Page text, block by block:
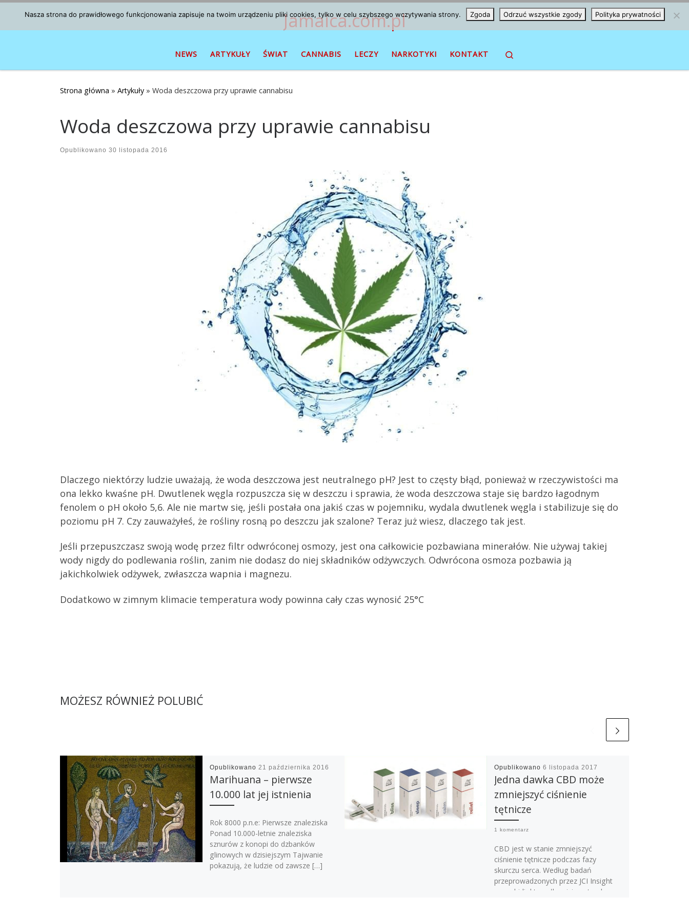
Przejdź do treści Jamaica.com.pl
NEWS ARTYKUŁY ŚWIAT CANNABIS LECZY NARKOTYKI KONTAKT
Strona główna » Artykuły » Woda deszczowa przy uprawie cannabisu
Woda deszczowa przy uprawie cannabisu
Opublikowano 30 listopada 2016
Dlaczego niektórzy ludzie uważają, że woda deszczowa jest neutralnego pH? Jest to częsty błąd, ponieważ w rzeczywistości ma
ona lekko kwaśne pH. Dwutlenek węgla rozpuszcza się w deszczu i sprawia, że ​​woda deszczowa staje się bardzo łagodnym
fenolem o pH około 5,6. Ale nie martw się, jeśli postała ona jakiś czas w pojemniku, wydala dwutlenek węgla i stabilizuje się do
poziomu pH 7. Czy zauważyłeś, że rośliny rosną po deszczu jak szalone? Teraz już wiesz, dlaczego tak jest.
Jeśli przepuszczasz swoją wodę przez filtr odwróconej osmozy, jest ona całkowicie pozbawiana minerałów. Nie używaj takiej
wody nigdy do podlewania roślin, zanim nie dodasz do niej składników odżywczych. Odwrócona osmoza pozbawia ją
jakichkolwiek odżywek, zwłaszcza wapnia i magnezu.
Dodatkowo w zimnym klimacie temperatura wody powinna cały czas wynosić 25°C
MOŻESZ RÓWNIEŻ POLUBIĆ
Opublikowano 21 października 2016
Marihuana – pierwsze
10.000 lat jej istnienia
Rok 8000 p.n.e: Pierwsze znaleziska
Ponad 10.000-letnie znaleziska
sznurów z konopi do dzbanków
glinowych w dzisiejszym Tajwanie
pokazują, że ludzie od zawsze […]
Opublikowano 6 listopada 2017
Jedna dawka CBD może
zmniejszyć ciśnienie
tętnicze
1 komentarz
CBD jest w stanie zmniejszyć
ciśnienie tętnicze podczas fazy
skurczu serca. Według badań
przeprowadzonych przez JCI Insight
cannabidiol to całkowicie naturalna,
Nasza strona do prawidłowego funkcjonowania zapisuje na twoim urządzeniu pliki cookies, tylko w celu szybszego wczytywania strony. Zgoda Odrzuć wszystkie zgody Polityka prywatności